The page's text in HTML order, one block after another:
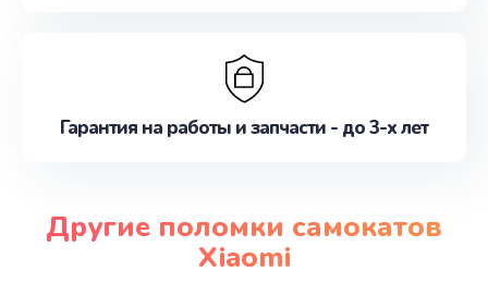
Гарантия на работы и запчасти - до 3-х лет
Другие поломки самокатов
Xiaomi